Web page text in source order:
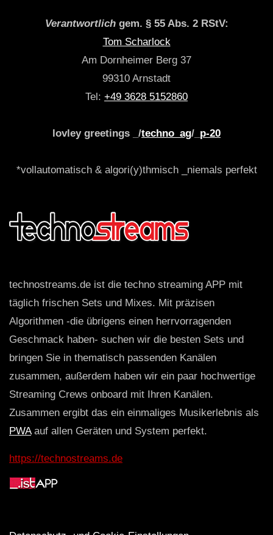
Verantwortlichgem. § 55 Abs. 2 RStV:
Tom Scharlock
Am Dornheimer Berg 37
99310 Arnstadt
Tel: +49 3628 5152860
lovley greetings _/techno_ag/_ p-20
*vollautomatisch & algori(y)thmisch _niemals perfekt
technostreams.de ist die techno streaming APP mit
täglich frischen Sets und Mixes. Mit präzisen
Algorithmen -die übrigens einen herrvorragenden
Geschmack haben- suchen wir die besten Sets und
bringen Sie in thematisch passenden Kanälen
zusammen, außerdem haben wir ein paar hochwertige
Streaming Crews onboard mit Ihren Kanälen.
Zusammen ergibt das ein einmaliges Musikerlebnis als
PWAauf allen Geräten und System perfekt.
https://technostreams.de